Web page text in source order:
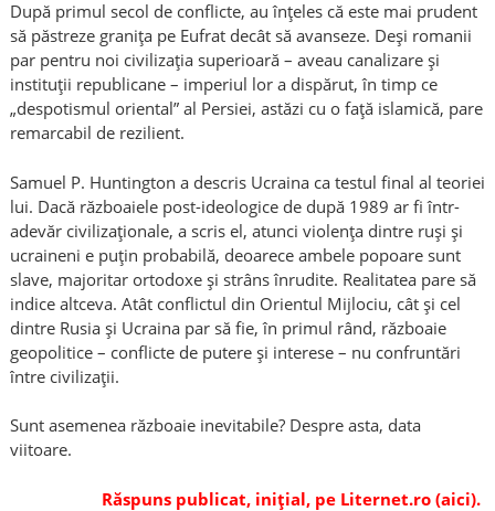
După primul secol de conflicte, au înțeles că este mai prudent
să păstreze granița pe Eufrat decât să avanseze. Deși romanii
par pentru noi civilizația superioară – aveau canalizare și
instituții republicane – imperiul lor a dispărut, în timp ce
„despotismul oriental” al Persiei, astăzi cu o față islamică, pare
remarcabil de rezilient.
Samuel P. Huntington a descris Ucraina ca testul final al teoriei
lui. Dacă războaiele post-ideologice de după 1989 ar fi într-
adevăr civilizaționale, a scris el, atunci violența dintre ruși și
ucraineni e puțin probabilă, deoarece ambele popoare sunt
slave, majoritar ortodoxe și strâns înrudite. Realitatea pare să
indice altceva. Atât conflictul din Orientul Mijlociu, cât și cel
dintre Rusia și Ucraina par să fie, în primul rând, războaie
geopolitice – conflicte de putere și interese – nu confruntări
între civilizații.
Sunt asemenea războaie inevitabile? Despre asta, data
viitoare.
Răspuns publicat, inițial, pe Liternet.ro (aici).